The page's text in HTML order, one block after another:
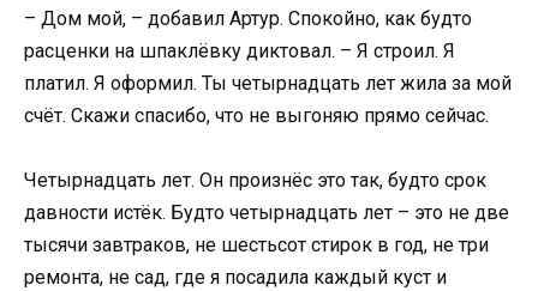
– Дом мой, – добавил Артур. Спокойно, как будто
расценки на шпаклёвку диктовал. – Я строил. Я
платил. Я оформил. Ты четырнадцать лет жила за мой
счёт. Скажи спасибо, что не выгоняю прямо сейчас.
Четырнадцать лет. Он произнёс это так, будто срок
давности истёк. Будто четырнадцать лет – это не две
тысячи завтраков, не шестьсот стирок в год, не три
ремонта, не сад, где я посадила каждый куст и